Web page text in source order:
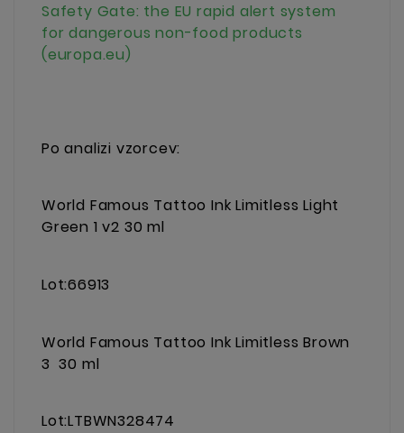
Safety Gate: the EU rapid alert system
for dangerous non-food products
(europa.eu)
Po analizi vzorcev:
World Famous Tattoo Ink Limitless Light
Green 1 v2 30 ml
Lot:66913
World Famous Tattoo Ink Limitless Brown
3 30 ml
Lot:LTBWN328474